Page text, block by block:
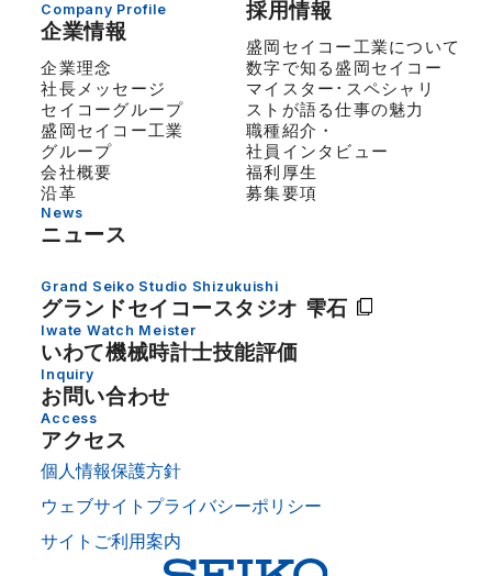
Company Profile
企業情報
企業理念
社長メッセージ
セイコーグループ
盛岡セイコー工業
グループ
会社概要
沿革
News
ニュース
採用情報
盛岡セイコー工業について
数字で知る盛岡セイコー
マイスター･スペシャリ
ストが語る仕事の魅力
職種紹介・
社員インタビュー
福利厚生
募集要項
Grand Seiko Studio Shizukuishi
グランドセイコースタジオ 雫石
Iwate Watch Meister
いわて機械時計士技能評価
Inquiry
お問い合わせ
Access
アクセス
個人情報保護方針
ウェブサイトプライバシーポリシー
サイトご利用案内